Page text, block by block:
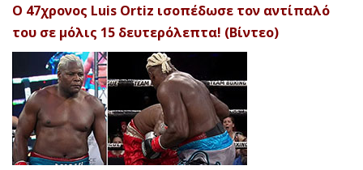
Ο 47χρονος Luis Ortiz ισοπέδωσε τον αντίπαλό
του σε μόλις 15 δευτερόλεπτα! (Βίντεο)